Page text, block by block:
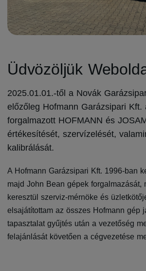
Üdvözöljük
2025.01.01.-től a Novák
előzőleg Hofmann Garázsipari Kft.
forgalmazott HOFMANN és
értékesítését, szervízelését,
kalibrálását.
A Hofmann Garázsipari Kft. 1996-ban
majd John Bean gépek forgalmazását,
keresztül szerviz-mérnöke és
elsajátítottam az összes Hofmann gép
tapasztalat gyűjtés után a vezetőség
felajánlását követően a cégvezetése